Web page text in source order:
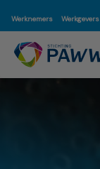
Werknemers Werkgevers